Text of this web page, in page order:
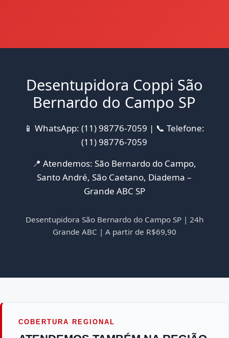
Desentupidora Coppi São
Bernardo do Campo SP
📱 WhatsApp: (11) 98776-7059 | 📞 Telefone:
(11) 98776-7059
📍 Atendemos: São Bernardo do Campo,
Santo André, São Caetano, Diadema –
Grande ABC SP
Desentupidora São Bernardo do Campo SP | 24h
Grande ABC | A partir de R$69,90
COBERTURA REGIONAL